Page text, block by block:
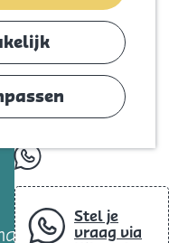
Slapen
Agenda
whatsapp
Stel je
vraag via
Voeg toe als
(1957)